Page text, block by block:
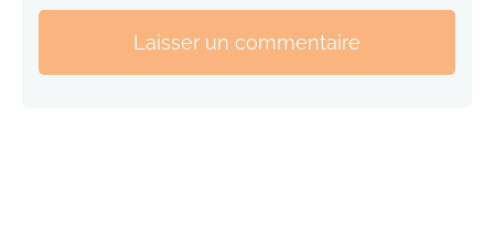
Laisser un commentaire